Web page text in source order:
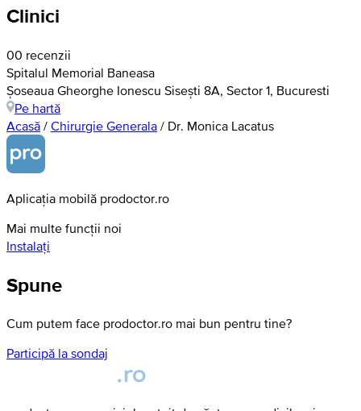
Clinici
00 recenzii
Spitalul Memorial Baneasa
Șoseaua Gheorghe Ionescu Sisești 8A, Sector 1, Bucuresti
Pe hartă
Acasă / Chirurgie Generala / Dr. Monica Lacatus
Aplicația mobilă prodoctor.ro
Mai multe funcții noi
Instalați
Spune
Cum putem face prodoctor.ro mai bun pentru tine?
Participă la sondaj